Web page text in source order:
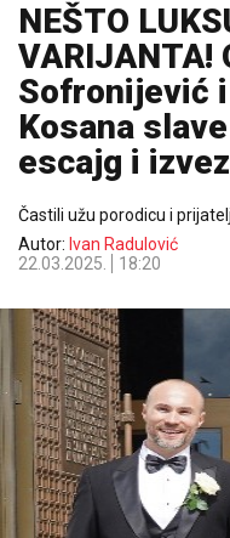
NEŠTO
VARIJANTA!
Sofronijević
Kosana
escajg i
Častili užu porodicu i
Autor: Ivan Radulović
22.03.2025.
18:20